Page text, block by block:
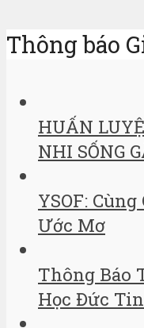
Thông báo
HUẤN
NHI SỐNG
YSOF:
Ước Mơ
Thông Báo
Học Đức